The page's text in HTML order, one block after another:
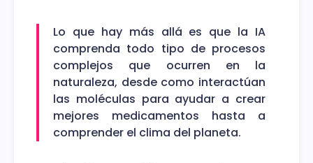
Lo que hay más allá es que la IA
comprenda todo tipo de procesos
complejos que ocurren en la
naturaleza, desde como interactúan
las moléculas para ayudar a crear
mejores medicamentos hasta a
comprender el clima del planeta.